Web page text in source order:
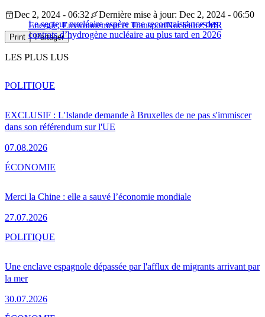
Le secteur nucléaire espère une reconnaissance des
contrats d’hydrogène nucléaire au plus tard en 2026
Dec 2, 2024 - 06:32
Dernière mise à jour: Dec 2, 2024 - 06:50
Energie, Environnement et TransportNucléaireSMR
Print Partager
LES PLUS LUS
EXCLUSIF : L'Islande demande à Bruxelles de ne pas s'immiscer
dans son référendum sur l'UE
07.08.2026
POLITIQUE
Merci la Chine : elle a sauvé l’économie mondiale
27.07.2026
ÉCONOMIE
Une enclave espagnole dépassée par l'afflux de migrants arrivant par
la mer
30.07.2026
POLITIQUE